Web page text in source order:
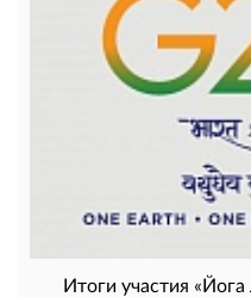
Итоги участия